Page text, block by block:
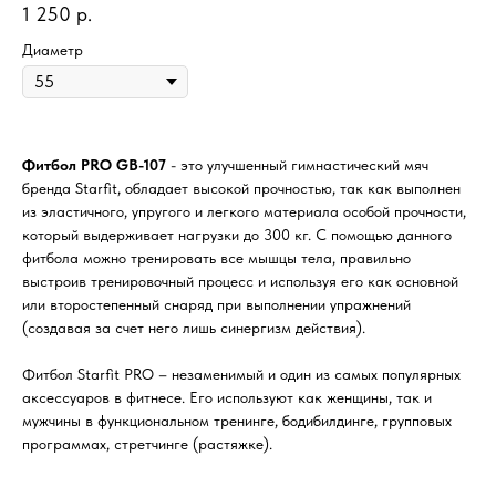
1 250 р.
Диаметр
Фитбол PRO GB-107 - это улучшенный гимнастический мяч
бренда Starfit, обладает высокой прочностью, так как выполнен
из эластичного, упругого и легкого материала особой прочности,
который выдерживает нагрузки до 300 кг. С помощью данного
фитбола можно тренировать все мышцы тела, правильно
выстроив тренировочный процесс и используя его как основной
или второстепенный снаряд при выполнении упражнений
(создавая за счет него лишь синергизм действия).
Фитбол Starfit PRO – незаменимый и один из самых популярных
аксессуаров в фитнесе. Его используют как женщины, так и
мужчины в функциональном тренинге, бодибилдинге, групповых
программах, стретчинге (растяжке).